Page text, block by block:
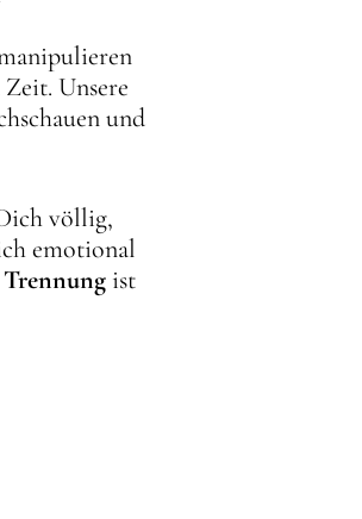
Unsere
und
völlig,
emotional
ist